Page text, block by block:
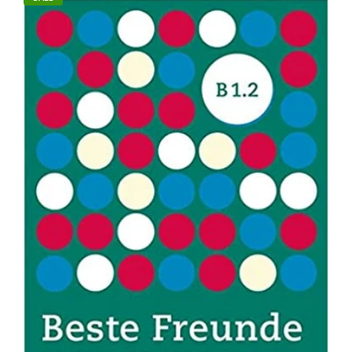
Spektrum Deutsch A2+: Integriertes Kurs- und Arbeitsbuch
Author : Anne Buscha, Szilvia Szita Binding : Paperback ISBN-13
: 9783941323315 Level : A2+...
SALE